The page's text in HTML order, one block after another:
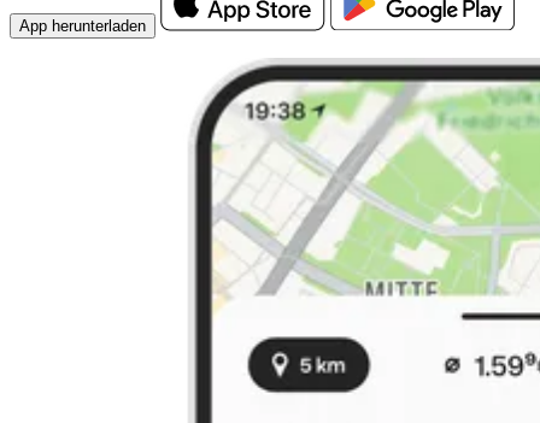
App herunterladen